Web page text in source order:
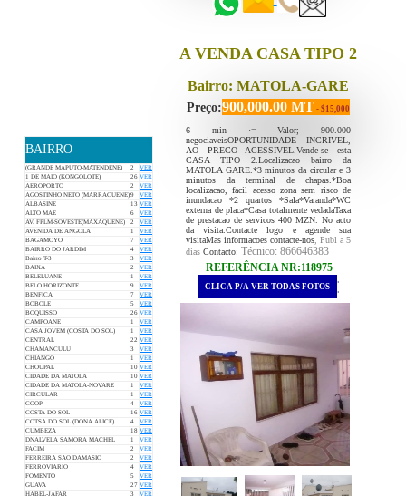
BAIRRO
(GRANDE MAPUTO-MATENDENE) 2
VER
1 DE MAIO (KONGOLOTE)
26 VER
AEROPORTO
2
VER
AGOSTINHO NETO (MARRACUENE)9
VER
ALBASINE
13 VER
ALTO MAE
6
VER
AV. FPLM-SOVESTE(MAXAQUENE)
2
VER
AVENIDA DE ANGOLA
1
VER
BAGAMOYO
7
VER
BAIRRO DO JARDIM
4
VER
Bairro T-3
3
VER
BAIXA
2
VER
BELELUANE
1
VER
BELO HORIZONTE
9
VER
BENFICA
7
VER
BOBOLE
5
VER
BOQUISSO
26 VER
CAMPOANE
1
VER
CASA JOVEM (COSTA DO SOL)
1
VER
CENTRAL
22 VER
CHAMANCULU
3
VER
CHIANGO
1
VER
CHOUPAL
10 VER
CIDADE DA MATOLA
10 VER
CIDADE DA MATOLA-NOVARE
1
VER
CIRCULAR
1
VER
COOP
4
VER
COSTA DO SOL
16 VER
COTSA DO SOL (DONA ALICE)
4
VER
CUMBEZA
18 VER
DNALVELA SAMORA MACHEL
1
VER
FACIM
2
VER
FERREIRA SAO DAMASIO
2
VER
FERROVIARIO
4
VER
FOMENTO
5
VER
GUAVA
27 VER
HABEL-JAFAR
3 VER
A VENDA CASA TIPO 2
Bairro: MATOLA-GARE
Preço:900,000.00 MT - $15,000
6 min ·= Valor; 900.000
negociaveisOPORTUNIDADE INCRIVEL,
AO PRECO ACESSIVEL.Vende-se esta
CASA TIPO 2.Localizacao bairro da
MATOLA GARE.*3 minutos da circular e 3
minutos da terminal de chapas.*Boa
localizacao, facil acesso zona sem risco de
inundacao *2 quartos *Sala*Varanda*WC
externa de placa*Casa totalmente vedadaTaxa
de prestacao de servicos 400 MZN. No acto
da visita.Contacte logo e agende sua
visitaMas informacoes contacte-nos , Publ a 5
dias Contacto: Técnico: 866646383
REFERÊNCIA NR:118975
.
CLICA P/A VER TODAS FOTOS .